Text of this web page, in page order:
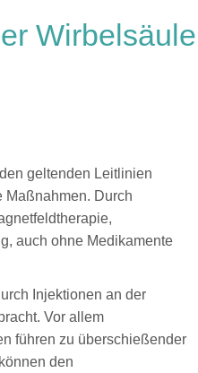
geltenden Leitlinien
Maßnahmen. Durch
auch ohne Medikamente
Injektionen an der
Vor allem
führen zu überschießender
den